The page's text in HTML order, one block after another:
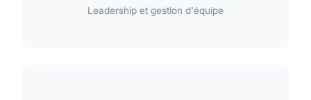
Leadership et gestion d'équipe